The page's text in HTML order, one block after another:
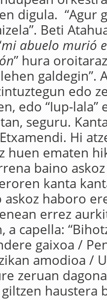
digula. “Agur
Beti
mi abuelo murió
” hura
galdegin”.
edo
edo “Iup-
seguru.
Hi
huen ematen
baino
kanta
askoz haboro
errez
a capella:
gaixoa /
amodioa /
zeruan
haustera